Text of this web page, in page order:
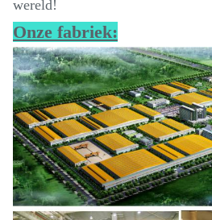
wereld!
Onze fabriek: